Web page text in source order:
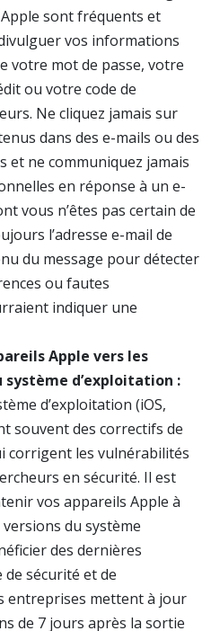
sont fréquents et
vos informations
votre mot de passe, votre
ou votre code de
Ne cliquez jamais sur
dans des e-mails ou des
et ne communiquez jamais
en réponse à un e-
vous n’êtes pas certain de
l’adresse e-mail de
du message pour détecter
ou fautes
indiquer une
Apple vers les
système d’exploitation :
d’exploitation (iOS,
souvent des correctifs de
corrigent les vulnérabilités
en sécurité. Il est
vos appareils Apple à
du système
des dernières
sécurité et de
entreprises mettent à jour
de 7 jours après la sortie